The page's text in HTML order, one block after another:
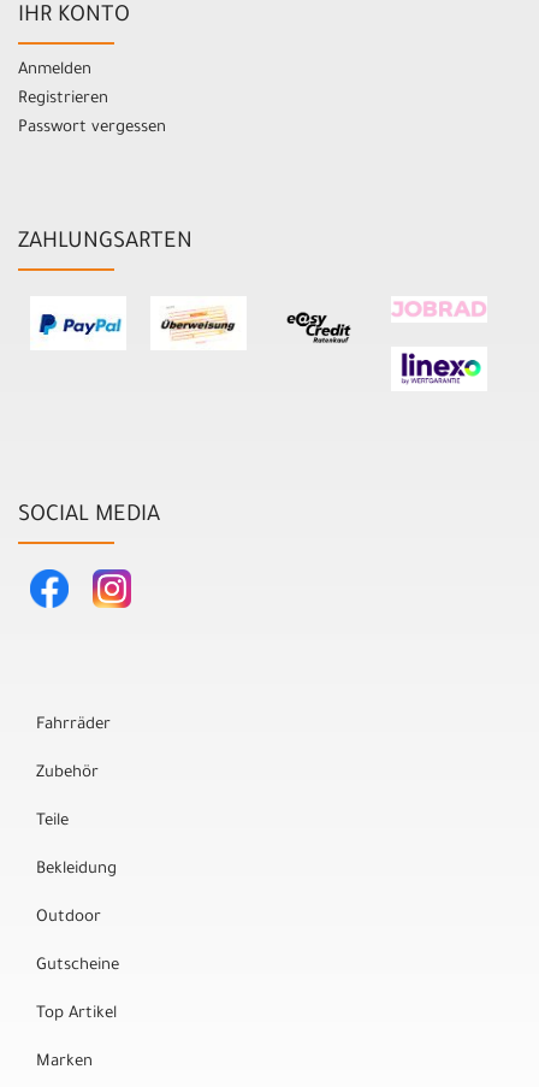
IHR KONTO
Anmelden
Registrieren
Passwort vergessen
ZAHLUNGSARTEN
SOCIAL MEDIA
Fahrräder
Zubehör
Teile
Bekleidung
Outdoor
Gutscheine
Top Artikel
Marken